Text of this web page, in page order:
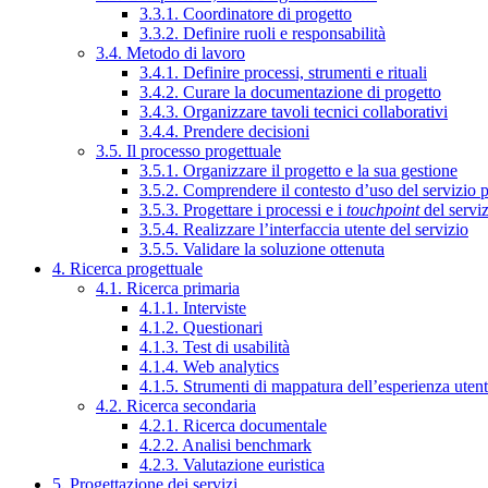
3.3.1. Coordinatore di progetto
3.3.2. Definire ruoli e responsabilità
3.4. Metodo di lavoro
3.4.1. Definire processi, strumenti e rituali
3.4.2. Curare la documentazione di progetto
3.4.3. Organizzare tavoli tecnici collaborativi
3.4.4. Prendere decisioni
3.5. Il processo progettuale
3.5.1. Organizzare il progetto e la sua gestione
3.5.2. Comprendere il contesto d’uso del servizio
3.5.3. Progettare i processi e i touchpointdel
3.5.4. Realizzare l’interfaccia utente del servizio
3.5.5. Validare la soluzione ottenuta
4. Ricerca progettuale
4.1. Ricerca primaria
4.1.1. Interviste
4.1.2. Questionari
4.1.3. Test di usabilità
4.1.4. Web analytics
4.1.5. Strumenti di mappatura dell’esperienza
4.2. Ricerca secondaria
4.2.1. Ricerca documentale
4.2.2. Analisi benchmark
4.2.3. Valutazione euristica
5. Progettazione dei servizi